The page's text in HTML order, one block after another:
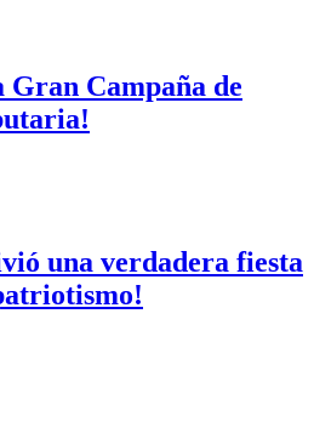
Gran Campaña de
una verdadera fiesta